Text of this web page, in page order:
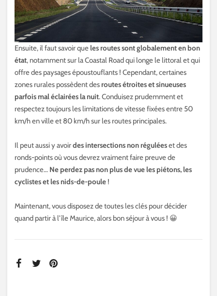
Ensuite, il faut savoir que les routes sont globalement en bon
état, notamment sur la Coastal Road qui longe le littoral et qui
offre des paysages époustouflants ! Cependant, certaines
zones rurales possèdent des routes étroites et sinueuses
parfois mal éclairées la nuit. Conduisez prudemment et
respectez toujours les limitations de vitesse fixées entre 50
km/h en ville et 80 km/h sur les routes principales.
Il peut aussi y avoirdes intersections non réguléeset des
ronds-points où vous devrez vraiment faire preuve de
prudence… Ne perdez pas non plus de vue les piétons, les
cyclistes et les nids-de-poule !
Maintenant, vous disposez de toutes les clés pour décider
quand partir à l’île Maurice, alors bon séjour à vous ! 😀